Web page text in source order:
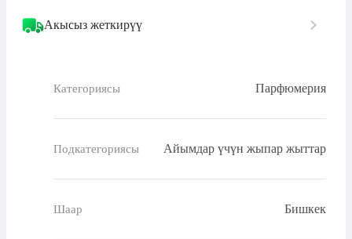
Акысыз жеткирүү
Категориясы Парфюмерия
Подкатегориясы Айымдар үчүн жыпар жыттар
Шаар Бишкек